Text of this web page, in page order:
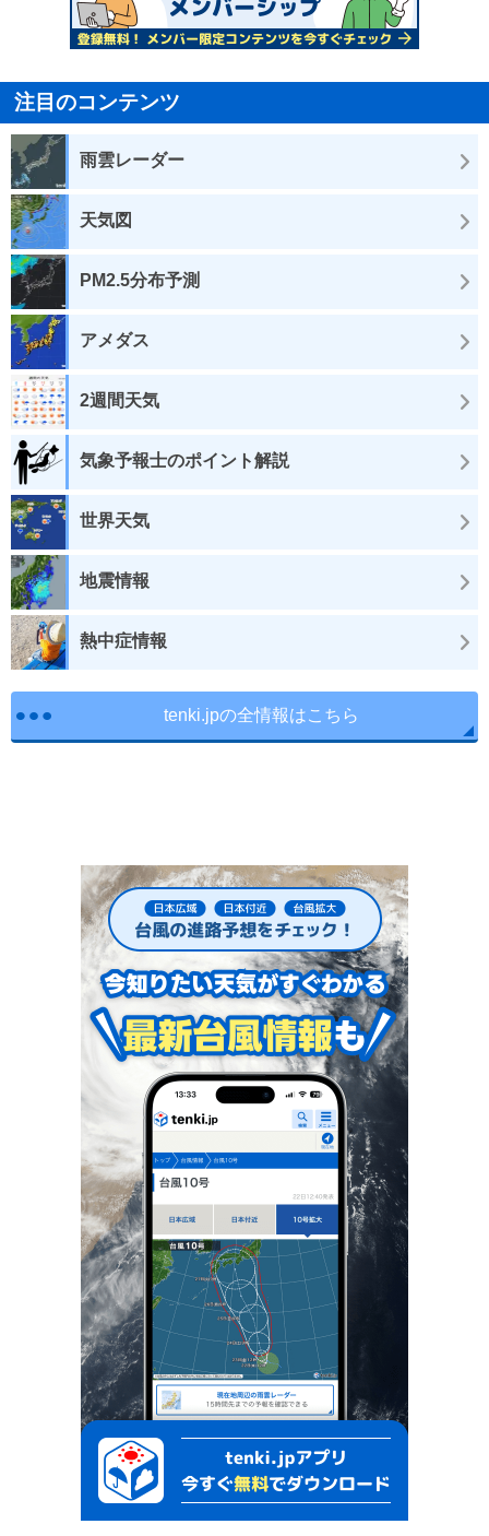
注目のコンテンツ
雨雲レーダー
天気図
PM2.5分布予測
アメダス
2週間天気
気象予報士のポイント解説
世界天気
地震情報
熱中症情報
tenki.jpの全情報はこちら